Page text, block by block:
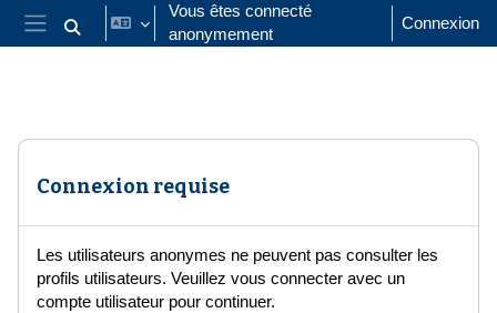
Passer au contenu principal
Panneau latéral
Activer/désactiver la saisie de recherche
Vous êtes connecté
anonymement
Connexion
Connexion requise
Les utilisateurs anonymes ne peuvent pas consulter les
profils utilisateurs. Veuillez vous connecter avec un
compte utilisateur pour continuer.